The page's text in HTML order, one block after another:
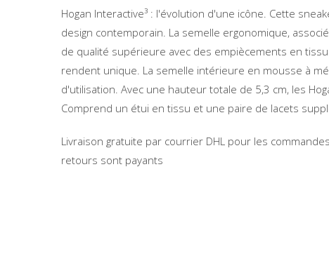
Hogan Interactive³ : l'évolution d'une icône. Cette
design contemporain. La semelle ergonomique,
de qualité supérieure avec des empiècements en
rendent unique. La semelle intérieure en mousse à
d'utilisation. Avec une hauteur totale de 5,3 cm, les
Comprend un étui en tissu et une paire de lacets
Livraison gratuite par courrier DHL pour les
retours sont payants